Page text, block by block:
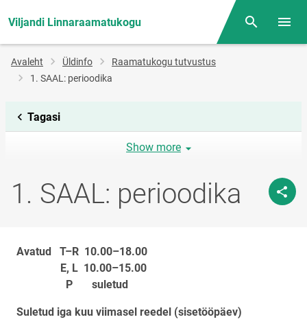
Viljandi Linnaraamatukogu Otsing
Jälglink
Avaleht Üldinfo
Raamatukogu tutvustus
1. SAAL: perioodika
1. SAAL: perioodika
Tagasi
Show more
Avatud T–R 10.00–18.00
E, L 10.00–15.00
P suletud
Suletud iga kuu viimasel reedel (sisetööpäev)